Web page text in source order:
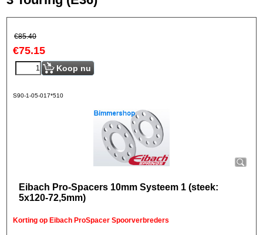
€85.40
€75.15
Koop nu
S90-1-05-017*510
Eibach Pro-Spacers 10mm Systeem 1 (steek:
5x120-72,5mm)
Korting op Eibach ProSpacer Spoorverbreders